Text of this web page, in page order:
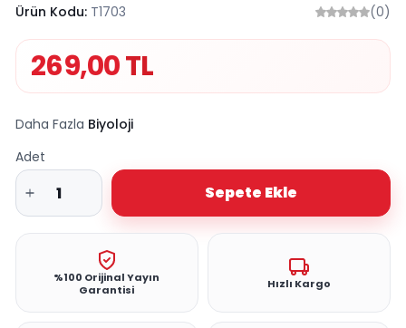
Ürün Kodu: T1703 (0)
269,00TL
Daha Fazla Biyoloji
Adet
Sepete Ekle
%100 Orijinal Yayın
Garantisi
Hızlı Kargo